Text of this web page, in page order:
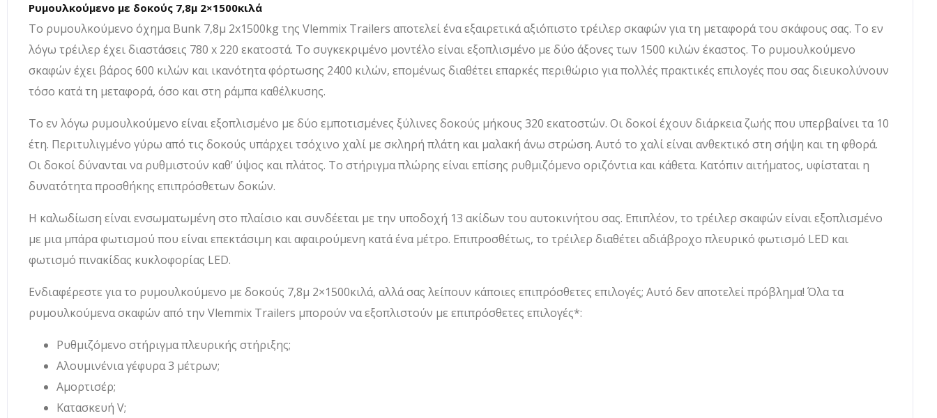
Ρυμουλκούμενο με δοκούς 7,8μ 2×1500κιλά
Το ρυμουλκούμενο όχημα Bunk 7,8μ 2x1500kg της Vlemmix Trailers αποτελεί ένα εξαιρετικά αξιόπιστο τρέιλερ σκαφών για τη μεταφορά του σκάφους σας. Το εν
λόγω τρέιλερ έχει διαστάσεις 780 x 220 εκατοστά. Το συγκεκριμένο μοντέλο είναι εξοπλισμένο με δύο άξονες των 1500 κιλών έκαστος. Το ρυμουλκούμενο
σκαφών έχει βάρος 600 κιλών και ικανότητα φόρτωσης 2400 κιλών, επομένως διαθέτει επαρκές περιθώριο για πολλές πρακτικές επιλογές που σας διευκολύνουν
τόσο κατά τη μεταφορά, όσο και στη ράμπα καθέλκυσης.
Το εν λόγω ρυμουλκούμενο είναι εξοπλισμένο με δύο εμποτισμένες ξύλινες δοκούς μήκους 320 εκατοστών. Οι δοκοί έχουν διάρκεια ζωής που υπερβαίνει τα 10
έτη. Περιτυλιγμένο γύρω από τις δοκούς υπάρχει τσόχινο χαλί με σκληρή πλάτη και μαλακή άνω στρώση. Αυτό το χαλί είναι ανθεκτικό στη σήψη και τη φθορά.
Οι δοκοί δύνανται να ρυθμιστούν καθ’ ύψος και πλάτος. Το στήριγμα πλώρης είναι επίσης ρυθμιζόμενο οριζόντια και κάθετα. Κατόπιν αιτήματος, υφίσταται η
δυνατότητα προσθήκης επιπρόσθετων δοκών.
Η καλωδίωση είναι ενσωματωμένη στο πλαίσιο και συνδέεται με την υποδοχή 13 ακίδων του αυτοκινήτου σας. Επιπλέον, το τρέιλερ σκαφών είναι εξοπλισμένο
με μια μπάρα φωτισμού που είναι επεκτάσιμη και αφαιρούμενη κατά ένα μέτρο. Επιπροσθέτως, το τρέιλερ διαθέτει αδιάβροχο πλευρικό φωτισμό LED και
φωτισμό πινακίδας κυκλοφορίας LED.
Ενδιαφέρεστε για το ρυμουλκούμενο με δοκούς 7,8μ 2×1500κιλά, αλλά σας λείπουν κάποιες επιπρόσθετες επιλογές; Αυτό δεν αποτελεί πρόβλημα! Όλα τα
ρυμουλκούμενα σκαφών από την Vlemmix Trailers μπορούν να εξοπλιστούν με επιπρόσθετες επιλογές*:
Ρυθμιζόμενο στήριγμα πλευρικής στήριξης;
Αλουμινένια γέφυρα 3 μέτρων;
Αμορτισέρ;
Κατασκευή V;